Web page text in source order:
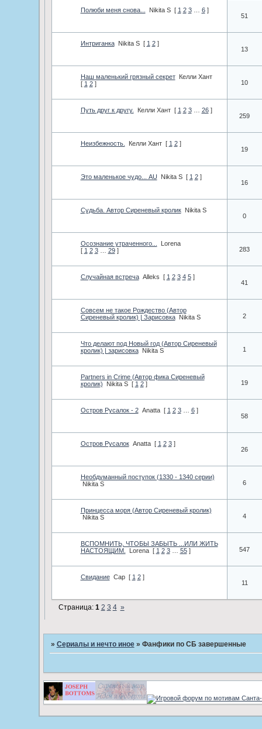
Полюби меня снова... Nikita S [ 1 2 3 6 ]
51
Интриганка Nikita S [ 1 2 ]
13
Наш маленький грязный секрет
Келли Хант
[ 1 2 ] 10
Путь друг к другу. Келли Хант [ 1 2 3 26 ]
259
Неизбежность. Келли Хант [ 1 2 ]
19
Это маленькое чудо... AU Nikita S [ 1 2 ]
16
Судьба. Автор Сиреневый кролик
Nikita S
0
Осознание утраченного...
Lorena
[ 1 2 3 29 ] 283
Случайная встреча Alleks [ 1 2 3 4 5 ]
41
Совсем не такое Рождество (Автор
Сиреневый кролик) | Зарисовка
Nikita S 2
Что делают под Новый год (Автор Сиреневый
кролик) | зарисовка
Nikita S 1
Partners in Crime (Автор фика Сиреневый
кролик)
Nikita S [ 1 2 ] 19
Остров Русалок - 2 Anatta [ 1 2 3 6 ]
58
Остров Русалок Anatta [ 1 2 3 ]
26
Необдуманный поступок (1330 - 1340 серии)
Nikita S
6
Принцесса моря (Автор Сиреневый кролик)
Nikita S
4
ВСПОМНИТЬ, ЧТОБЫ ЗАБЫТЬ ...ИЛИ ЖИТЬ
НАСТОЯЩИМ.
Lorena [ 1 2 3 55 ] 547
Свидание Cap [ 1 2 ]
11
Страница: 1 2 3 4 »
» Сериалы и нечто иное » Фанфики по СБ завершенные